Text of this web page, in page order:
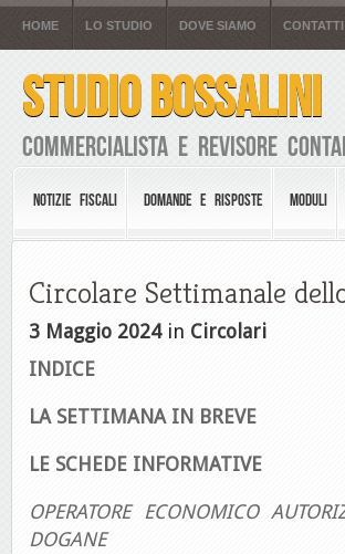
HOME LO STUDIO DOVE SIAMO CONTATTI
STUDIO BOSSALINI
Commercialista e Revisore
NOTIZIE FISCALI DOMANDE E RISPOSTE MODULI
Circolare Settimanale
3 Maggio 2024in Circolari
INDICE
LA SETTIMANA IN BREVE
LE SCHEDE INFORMATIVE
OPERATORE ECONOMICO
DOGANE